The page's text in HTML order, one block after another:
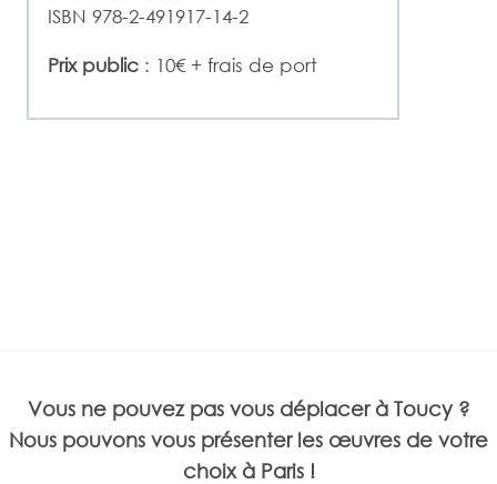
ISBN 978-2-491917-14-2
Prix public : 10€ + frais de port
Vous ne pouvez pas vous déplacer à Toucy ?
Nous pouvons vous présenter les œuvres de votre
choix à Paris !